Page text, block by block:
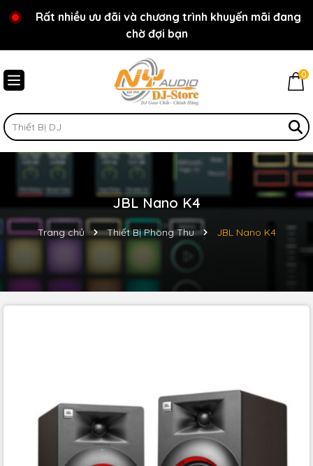
Chào mừng bạn đến với cửa hàng NY Audio - DJ
Store
Rất nhiều ưu đãi và chương trình khuyến mãi đang
chờ đợi bạn
0
JBL Nano K4
Trang chủ Thiết Bị Phòng Thu JBL Nano K4